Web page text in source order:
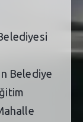
Belediye